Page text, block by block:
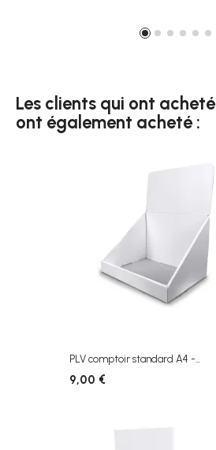
Les clients qui ont
ont également acheté :
PLV comptoir standard A4 -...
9,00 €